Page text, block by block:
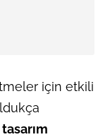
için etkili